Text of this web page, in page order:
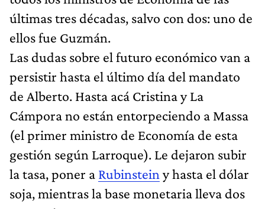
últimas tres décadas, salvo con dos: uno de
ellos fue Guzmán.
Las dudas sobre el futuro económico van a
persistir hasta el último día del mandato
de Alberto. Hasta acá Cristina y La
Cámpora no están entorpeciendo a Massa
(el primer ministro de Economía de esta
gestión según Larroque). Le dejaron subir
la tasa, poner a Rubinstein y hasta el dólar
soja, mientras la base monetaria lleva dos